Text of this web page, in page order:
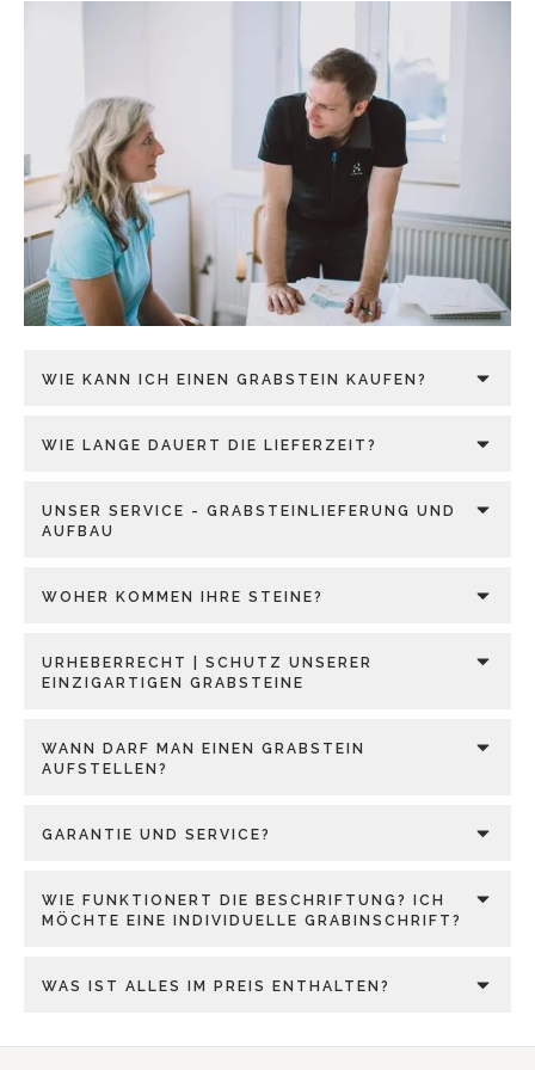
WIE KANN ICH EINEN GRABSTEIN KAUFEN?
WIE LANGE DAUERT DIE LIEFERZEIT?
UNSER SERVICE - GRABSTEINLIEFERUNG UND
AUFBAU
WOHER KOMMEN IHRE STEINE?
URHEBERRECHT | SCHUTZ UNSERER
EINZIGARTIGEN GRABSTEINE
WANN DARF MAN EINEN GRABSTEIN
AUFSTELLEN?
GARANTIE UND SERVICE?
WIE FUNKTIONERT DIE BESCHRIFTUNG? ICH
MÖCHTE EINE INDIVIDUELLE GRABINSCHRIFT?
WAS IST ALLES IM PREIS ENTHALTEN?